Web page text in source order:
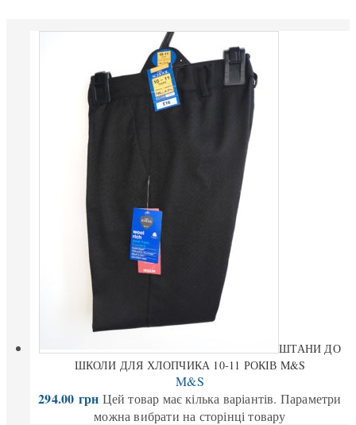
ШТАНИ ДО
ШКОЛИ ДЛЯ ХЛОПЧИКА 10-11 РОКІВ M&S
M&S
294.00 грн Цей товар має кілька варіантів. Параметри
можна вибрати на сторінці товару